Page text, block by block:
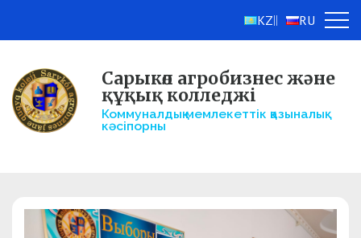
KZ RU
Сарыкөл агробизнес және
құқық колледжі
Коммуналдық мемлекеттік қазыналық
кәсіпорны